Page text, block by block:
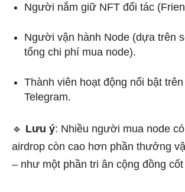
Người nắm giữ NFT đối tác
Người vận hành Node (dựa trên
tổng chi phí mua node).
Thành viên hoạt động nổi bật
Telegram.
🔹 Lưu ý: Nhiều người mua node
airdrop còn cao hơn phần thưởng
– như một phần tri ân cộng đồng cốt